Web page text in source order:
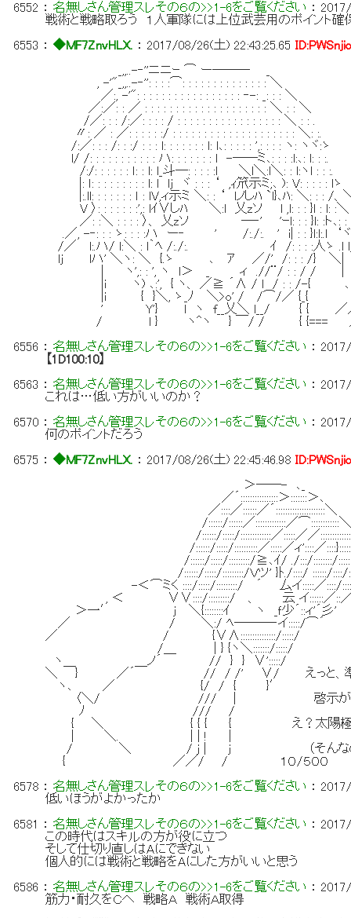
6552 ：名無しさん管理スレその６の>>1-6をご覧ください ：
戦術と戦略取ろう １人軍隊には上位武芸用のポイント確
6553 ：◆MF7ZnvHLX. ：2017/08/26(土) 22:43:25.65
_,,..-‐''ニニｰ ⌒ ー─── _
, -'"_,,..-‐'': : : :⌒: : : : : : : : : : : : : : ＼
／:, -'": : : : : : : : : : : : : : : : : ‐-: _: : : ＼
／:／: : ／ : : : : : : : : : : : : : : : : : : : : ＼ : : ＼
/／: : : /:／: : : : / : : : : : : : : : : : : : : : : : ＼ : : .
〃: ／ : ／: : : : : :/ : : : : : : : : : : : : : : : : : : : : ＼: :.
/:／: : : /: : :/ : : : l: : : : : : : l: l､: : : : : ',: : : : ヽ: ヽヾ:ゝ
l/ /: : : : : : : : : : : ハ: : : : : : : l -──ミ､: : : :l:､: l: : :.
/:/: : : : : : ｌ: : l: l_斗─: : : : :l ＼l＼:l＼: : l:ヽl : : :.
|: ｌ: : : : : : : : : l: l lj ヾ : : : ‘ ,ｨ笊示ミ;､ ): V: : : : : lゝ
|:.ll: : : : : : : ｌ : lV,ィ示ミ ＼: : ‘ lノしﾊ `l}､ﾊ: ＼: : : /、
V 〉: : : : : : :',: lｲ∨しﾊ ＼:l 乂zソ l ,l: : : }l : l: :＼
／: :＼ : : : : 〉、 乂zソ ─‐' 'ｰl: : : }l: :ト､: :
.／, -‐: : : ゝ: : : :ハ ー‐ ' /:./:. ' i| : : }l:l:.l ‘ヾ〉
/／ l:.ハ/ l:＼ : l｀ﾍ /:./:. ｲ /: : : :人ゝ .l
lj lハ' ＼ヽ: ＼ {.ゝ ､ ｱ ／/' /: : : /} ＼| 下３
| ヽ',: : ', ヽ l＞ _ ィ .//¨/ : : / / |
|i ヽ) ､:', { ヽ、 ／≧ ´∧ / l / : : /-{ ､
|i { }＼, ゝ_ﾉ ＼>o' / /⌒/／ {_{
' Y'} l ヽ f__乂＼ l__/ { { ／
/ l } ヽ^ヽ } ￣/ / { {=== ／
6556 ：名無しさん管理スレその６の>>1-6をご覧ください ：
【1D100:10】
6563 ：名無しさん管理スレその６の>>1-6をご覧ください ：
これは…低い方がいいのか？
6570 ：名無しさん管理スレその６の>>1-6をご覧ください ：
何のポイントだろう
6575 ：◆MF7ZnvHLX. ：2017/08/26(土) 22:45:46.98
＞──- ､_
／´::::::::::::::::＞:::::::＞､
／::::／::::::／´:::::::::::::::::::::＼
/::::::/::::::／:::::::::::::／⌒::::::::::::
/::::::/:::::/:::::::::::::／:::::／／:::::::::::::
/::::::/:::::/::::::::::／:::::／ィ'::::／
/::::::/:::::/:::::::::/≧､ｲ/ ./:::/::::::::/
/::::::/:::::/:::::::::/Ｖツ' }ﾄ./::::/ ::::::/::::/::::
-＜⌒ミく ::::/:::::/:::::::::/ ´ 厶イ:::::／::::/
, ＜ ∨∨::::/:::::::::/ 、 云 イ::::::／::
＞一′ ｊ ＼{::::::::ｲ ヽ _ｆ少´::ィ'´彡'
／ / ＼:/ ﾍ───‐イ:::::/⌒´
／ / {∨∧:::::::::::::::/:::::/
/＿ | } {ヽ＼:::::::/:::::/
ヽ＿ ＿ノ´ // } } ∨':::::/
＼ } ／´ // / /' ∨/ えっと、準備を
ヽ､ ／ {/ / { }′
〈＼/ /// | 啓示があったらし
ﾉ /// /
{ ＼ { { { { え？太陽極光
| ＼. | | ! |
/ ＼ / ｊ | ｊ （そんなの下賜され
{ ／／/ / １０/５００
6578 ：名無しさん管理スレその６の>>1-6をご覧ください ：
低いほうがよかったか
6581
：名無しさん管理スレその６の>>1-6をご覧ください ：
この時代はスキルの方が役に立つ
そして仕切り直しはAにできない
個人的には戦術と戦略をAにした方がいいと思う
6586 ：名無しさん管理スレその６の>>1-6をご覧ください ：
筋力・耐久をＣへ 戦略Ａ 戦術Ａ取得